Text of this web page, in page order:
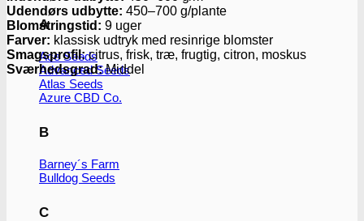
A
Ace Seeds
Advanced Seeds
Atlas Seeds
Azure CBD Co.
B
Barney´s Farm
Bulldog Seeds
C
Udendørs udbytte: 450–700 g/plante
Blomstringstid: 9 uger
Farver: klassisk udtryk med resinrige blomster
Smagsprofil:citrus, frisk, træ, frugtig, citron, moskus
Sværhedsgrad:Middel